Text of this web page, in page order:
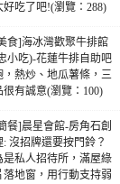
好吃了吧!(瀏覽：288)
食]海冰灣歡聚牛排館
小吃)-花蓮牛排自助吧
，熱炒、地瓜薯條，三
很有誠意(瀏覽：100)
餐]晨星會館-房角石創
: 沒招牌還要按門鈴？
是私人招待所，滿屋綠
落地窗，用行動支持弱